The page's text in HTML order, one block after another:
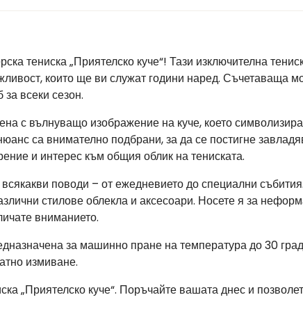
тениска „Приятелско куче“! Тази изключителна
които ще ви служат години наред. Съчетаваща
всеки сезон.
с вълнуващо изображение на куче, което
са внимателно подбрани, за да се постигне
и интерес към общия облик на тениската.
поводи – от ежедневието до специални
стилове облекла и аксесоари. Носете я за
вниманието.
за машинно пране на температура до 30
измиване.
„Приятелско куче“. Поръчайте вашата днес и